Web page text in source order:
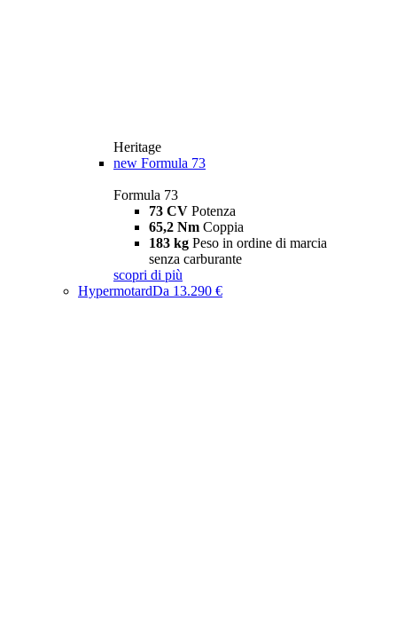
Heritage
new Formula 73
Formula 73
73 CV Potenza
65,2 Nm Coppia
183 kg Peso in ordine di marcia
senza carburante
scopri di più
HypermotardDa 13.290 €